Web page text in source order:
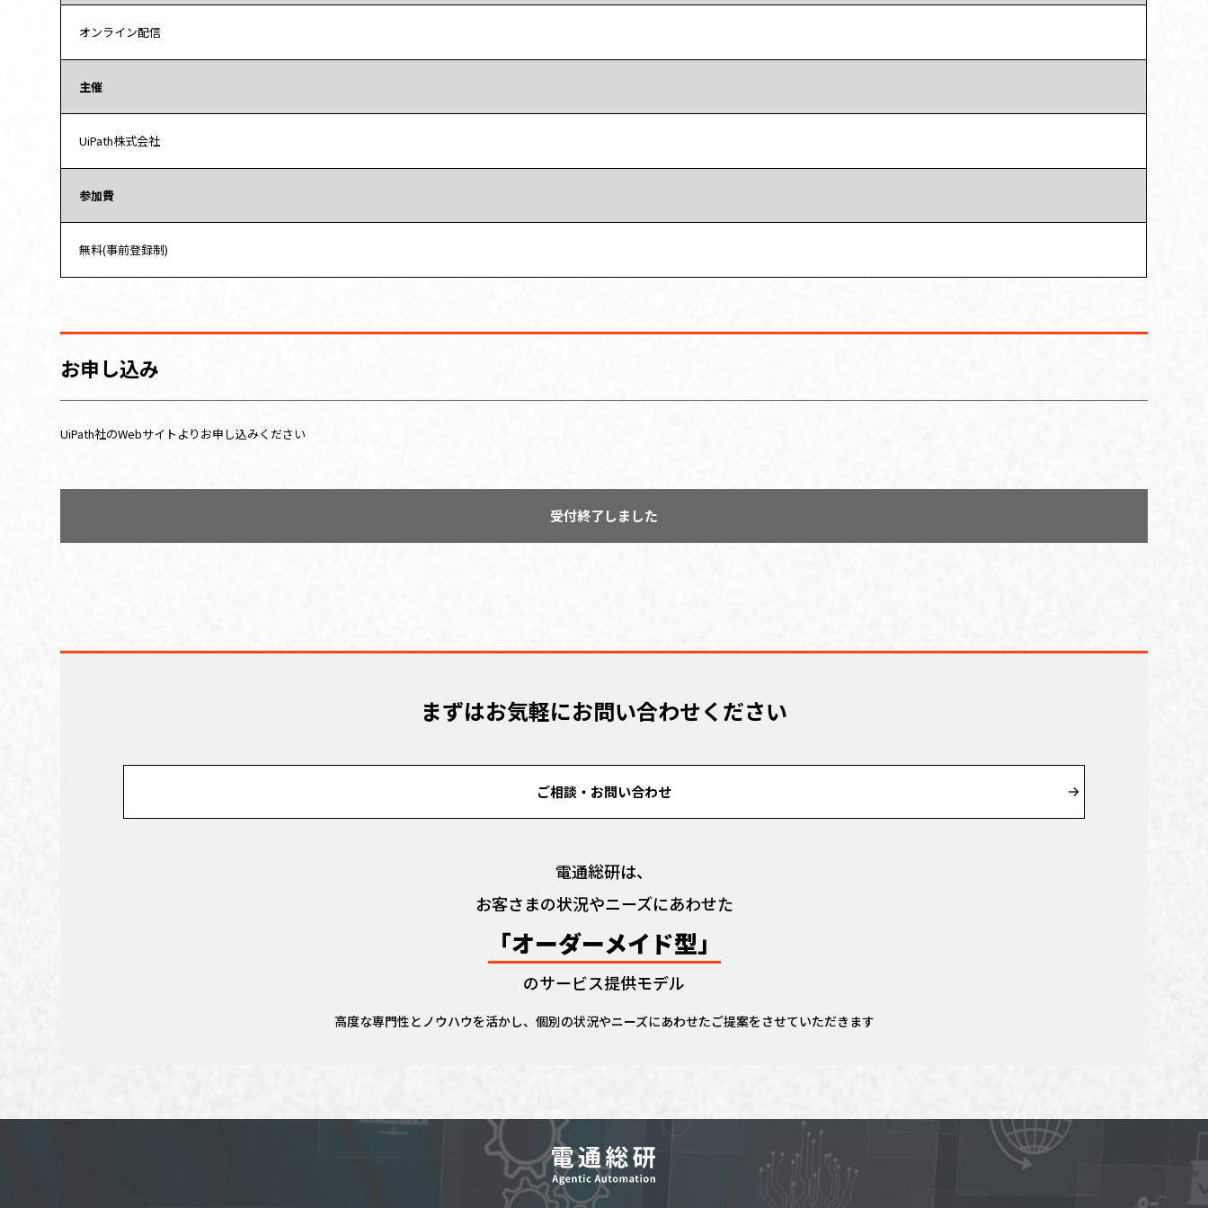
オンライン配信
主催
UiPath株式会社
参加費
無料(事前登録制)
お申し込み
UiPath社のWebサイトよりお申し込みください
受付終了しました
まずはお気軽にお問い合わせください
ご相談・お問い合わせ
電通総研は、
お客さまの状況やニーズにあわせた
「オーダーメイド型」
のサービス提供モデル
高度な専門性とノウハウを活かし、個別の状況やニーズにあわせたご提案をさせていただきます